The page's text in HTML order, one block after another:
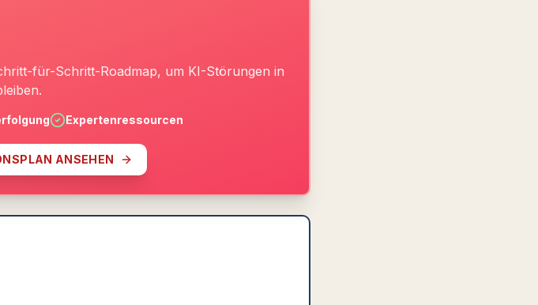
für-Schritt-Roadmap, um KI-Störungen in
Expertenressourcen
ANSEHEN